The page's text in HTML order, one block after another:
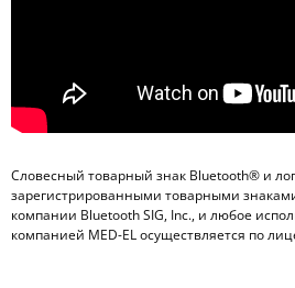
Словесный товарный знак Bluetooth® и
зарегистрированными товарными
компании Bluetooth SIG, Inc., и любое
компанией MED-EL осуществляется по